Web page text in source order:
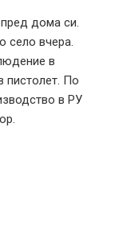
дома си.
село вчера.
в
пистолет. По
в РУ